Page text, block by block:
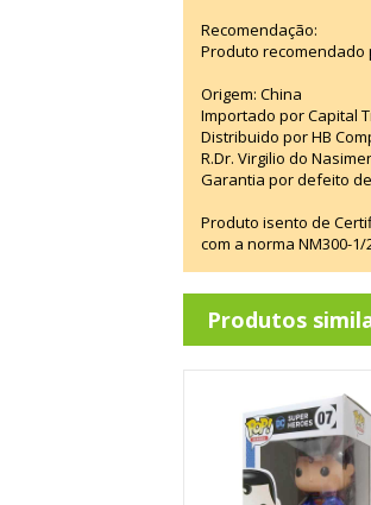
Recomendação:
Produto recomendado
Origem: China
Importado por Capital
Distribuido por HB
R.Dr. Virgilio do
Garantia por defeito
Produto isento de
com a norma NM300-
Produtos